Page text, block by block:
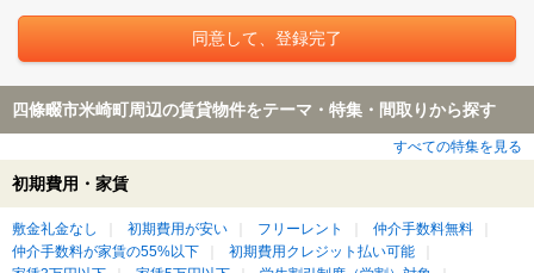
四條畷市米崎町周辺の賃貸物件をテーマ・特集・間取りから探す
すべての特集を見る
初期費用・家賃
敷金礼金なし 初期費用が安い フリーレント
仲介手数料無料
仲介手数料が家賃の55%以下
初期費用クレジット払い可能